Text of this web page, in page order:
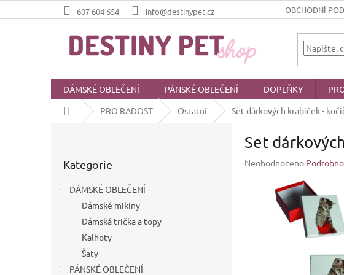
na
607 604 654 info@destinypet.cz OBCHODNÍ
DÁMSKÉ OBLEČENÍ PÁNSKÉ OBLEČENÍ DOPLŇKY
Domů
PRO RADOST Ostatní Set dárkových krabiček -
kategorie
Kategorie
DÁMSKÉ OBLEČENÍ
Dámské mikiny
Dámská trička a topy
Kalhoty
Šaty
PÁNSKÉ OBLEČENÍ
Set
Průměrné
produktu
Neohodnoceno